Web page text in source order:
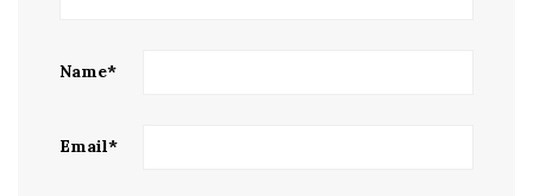
Name*
Email*